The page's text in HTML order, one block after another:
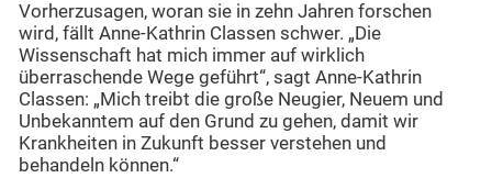
Vorherzusagen, woran sie in zehn Jahren forschen
wird, fällt Anne-Kathrin Classen schwer. „Die
Wissenschaft hat mich immer auf wirklich
überraschende Wege geführt“, sagt Anne-Kathrin
Classen: „Mich treibt die große Neugier, Neuem und
Unbekanntem auf den Grund zu gehen, damit wir
Krankheiten in Zukunft besser verstehen und
behandeln können.“